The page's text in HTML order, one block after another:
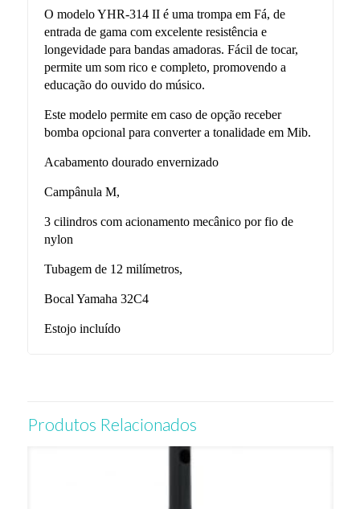
O modelo YHR-314 II é uma trompa em Fá, de
entrada de gama com excelente resistência e
longevidade para bandas amadoras. Fácil de tocar,
permite um som rico e completo, promovendo a
educação do ouvido do músico.
Este modelo permite em caso de opção receber
bomba opcional para converter a tonalidade em Mib.
Acabamento dourado envernizado
Campânula M,
3 cilindros com acionamento mecânico por fio de
nylon
Tubagem de 12 milímetros,
Bocal Yamaha 32C4
Estojo incluído
Produtos Relacionados